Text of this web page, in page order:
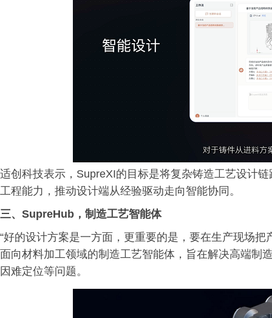
适创科技表示，SupreXI的目标是将复杂铸造工艺设计
工程能力，推动设计端从经验驱动走向智能协同。
三、 SupreHub，制造工艺智能体
“好的设计方案是一方面，更重要的是，要在生产现场
面向材料加工领域的制造工艺智能体，旨在解决高端制
因难定位等问题。